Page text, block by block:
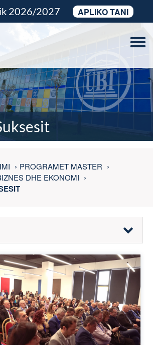
2026/2027 APLIKO TANI
PROGRAMET MASTER
DHE EKONOMI